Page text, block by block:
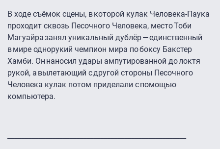
В ходе съёмок сцены, в которой кулак Человека-Паука
проходит сквозь Песочного Человека, место Тоби
Магуайра занял уникальный дублёр — единственный
в мире однорукий чемпион мира по боксу Бакстер
Хамби. Он наносил удары ампутированной до локтя
рукой, а вылетающий с другой стороны Песочного
Человека кулак потом приделали с помощью
компьютера.